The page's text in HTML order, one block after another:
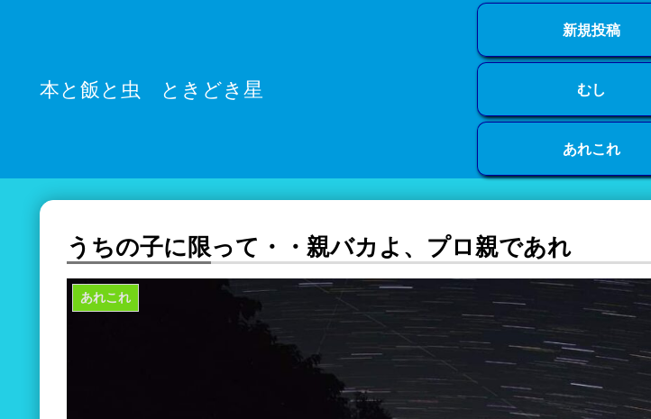
本と飯と虫 ときどき星
新規投稿
むし
あれこれ
うちの子に限って・・親バカよ、プロ親であれ
あれこれ